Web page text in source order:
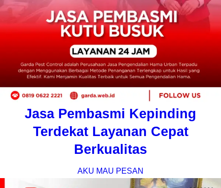
Jasa Pembasmi Kepinding
Terdekat Layanan Cepat
Berkualitas
AKU MAU PESAN